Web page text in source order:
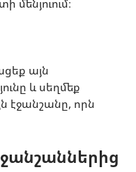
այն
և սեղմեք
էջանշանը, որն